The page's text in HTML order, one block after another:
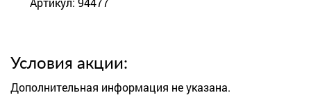
Условия акции:
Дополнительная информация не указана.